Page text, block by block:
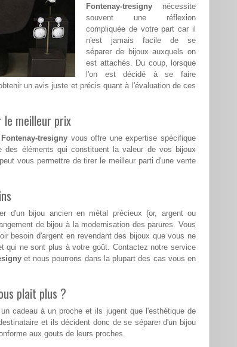
Fontenay-tresigny nécessite
souvent une réflexion
compliquée de votre part car il
n'est jamais facile de se
séparer de bijoux auxquels on
est attachés. Du coup, lorsque
l'on est décidé à se faire
un avis juste et précis quant à l'évaluation de ces
le meilleur prix
Fontenay-tresigny vous offre une expertise spécifique
des éléments qui constituent la valeur de vos bijoux
vous permettre de tirer le meilleur parti d'une vente
d'un bijou ancien en métal précieux (or, argent ou
de bijou à la modernisation des parures. Vous
besoin d'argent en revendant des bijoux que vous ne
qui ne sont plus à votre goût. Contactez notre service
et nous pourrons dans la plupart des cas vous en
plait plus ?
cadeau à un proche et ils jugent que l'esthétique de
et ils décident donc de se séparer d'un bijou
aux gouts de leurs proches.